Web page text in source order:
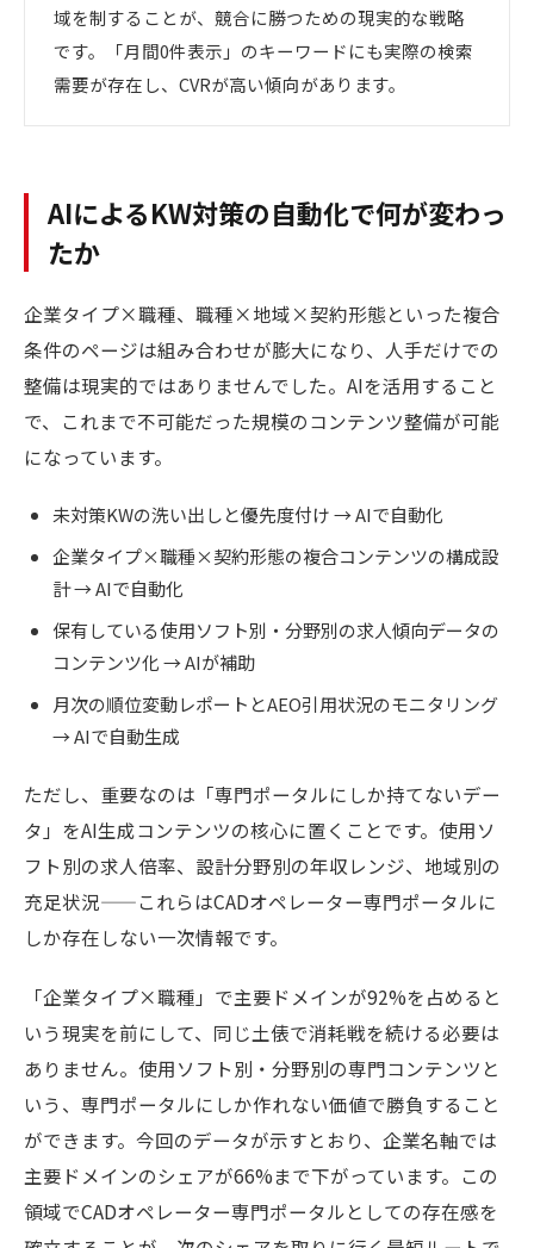
域を制することが、競合に勝つための現実的な戦略
です。「月間0件表示」のキーワードにも実際の検索
需要が存在し、CVRが高い傾向があります。
AIによるKW対策の自動化で何が変わっ
たか
企業タイプ×職種、職種×地域×契約形態といった複合
条件のページは組み合わせが膨大になり、人手だけでの
整備は現実的ではありませんでした。AIを活用すること
で、これまで不可能だった規模のコンテンツ整備が可能
になっています。
未対策KWの洗い出しと優先度付け → AIで自動化
企業タイプ×職種×契約形態の複合コンテンツの構成設
計 → AIで自動化
保有している使用ソフト別・分野別の求人傾向データの
コンテンツ化 → AIが補助
月次の順位変動レポートとAEO引用状況のモニタリング
→ AIで自動生成
ただし、重要なのは「専門ポータルにしか持てないデー
タ」をAI生成コンテンツの核心に置くことです。使用ソ
フト別の求人倍率、設計分野別の年収レンジ、地域別の
充足状況——これらはCADオペレーター専門ポータルに
しか存在しない一次情報です。
「企業タイプ×職種」で主要ドメインが92%を占めると
いう現実を前にして、同じ土俵で消耗戦を続ける必要は
ありません。使用ソフト別・分野別の専門コンテンツと
いう、専門ポータルにしか作れない価値で勝負すること
ができます。今回のデータが示すとおり、企業名軸では
主要ドメインのシェアが66%まで下がっています。この
領域でCADオペレーター専門ポータルとしての存在感を